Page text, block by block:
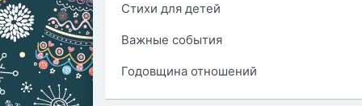
Стихи для детей
Важные события
Годовщина отношений